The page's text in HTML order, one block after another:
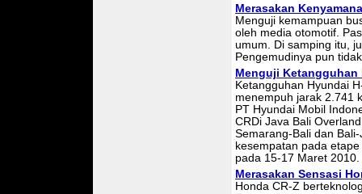
Merasakan
Menguji kemampuan
oleh media otomotif.
umum. Di samping itu,
Pengemudinya pun
Menguji Ketangguhan
Ketangguhan Hyundai
menempuh jarak 2.741
PT Hyundai Mobil
CRDi Java Bali
Semarang-Bali dan
kesempatan pada
pada 15-17 Maret 2010.
Merasakan Sensasi
Honda CR-Z